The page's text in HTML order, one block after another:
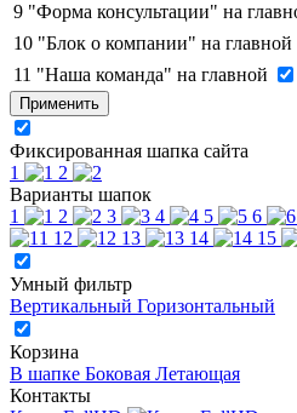
9 "Форма консультации" на
10 "Блок о компании" на главной
11 "Наша команда" на главной
Применить
Фиксированная шапка сайта
1
2
Варианты шапок
1
2 3 4 5 6
12
13 14 15
Умный фильтр
Вертикальный Горизонтальный
Корзина
В шапке Боковая Летающая
Контакты